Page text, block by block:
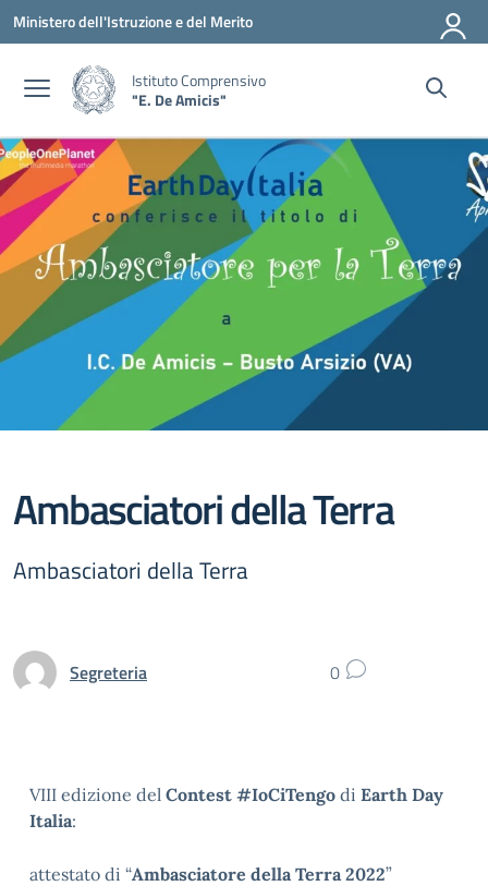
Vai ai contenuti
Vai al menu di navigazione
Vai al footer
Ministero dell'Istruzione e del Merito
Istituto Comprensivo
"E. De Amicis"
Ambasciatori della Terra
Ambasciatori della Terra
Segreteria 0
VIII edizione del Contest #IoCiTengo di Earth Day
Italia:
attestato di “Ambasciatore della Terra 2022”